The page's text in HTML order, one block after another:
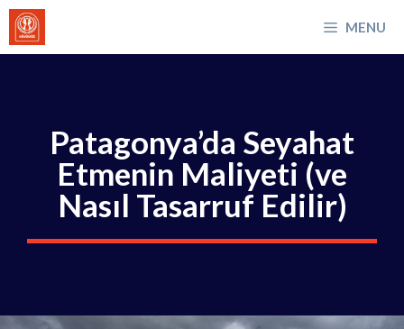
İçeriğe
atla
MENU
Patagonya’da Seyahat
Etmenin Maliyeti (ve
Nasıl Tasarruf Edilir)